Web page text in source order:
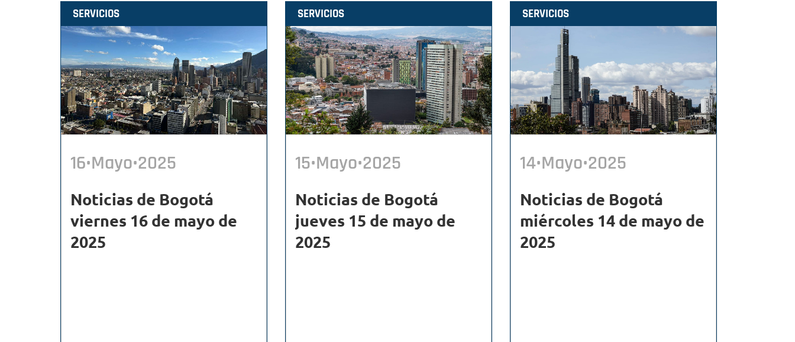
SERVICIOS
16•Mayo•2025
Noticias de Bogotá
viernes 16 de mayo de
2025
SERVICIOS
15•Mayo•2025
Noticias de Bogotá
jueves 15 de mayo de
2025
SERVICIOS
14•Mayo•2025
Noticias de Bogotá
miércoles 14 de mayo de
2025